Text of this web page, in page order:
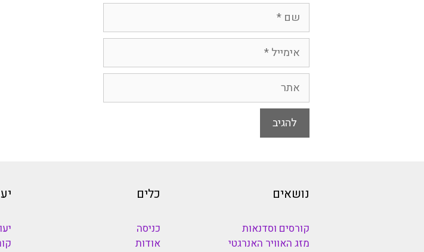
נושאים
קורסים וסדנאות
מזג האוויר האנרגטי
כלים
כניסה
אודות